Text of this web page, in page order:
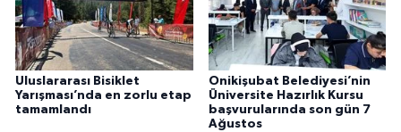
Uluslararası Bisiklet
Yarışması’nda en zorlu etap
tamamlandı
Onikişubat Belediyesi’nin
Üniversite Hazırlık Kursu
başvurularında son gün 7
Ağustos